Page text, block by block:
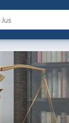
Fale com a IA